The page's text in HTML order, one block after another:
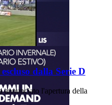
dalla Serie D
annunciato l'apertura della